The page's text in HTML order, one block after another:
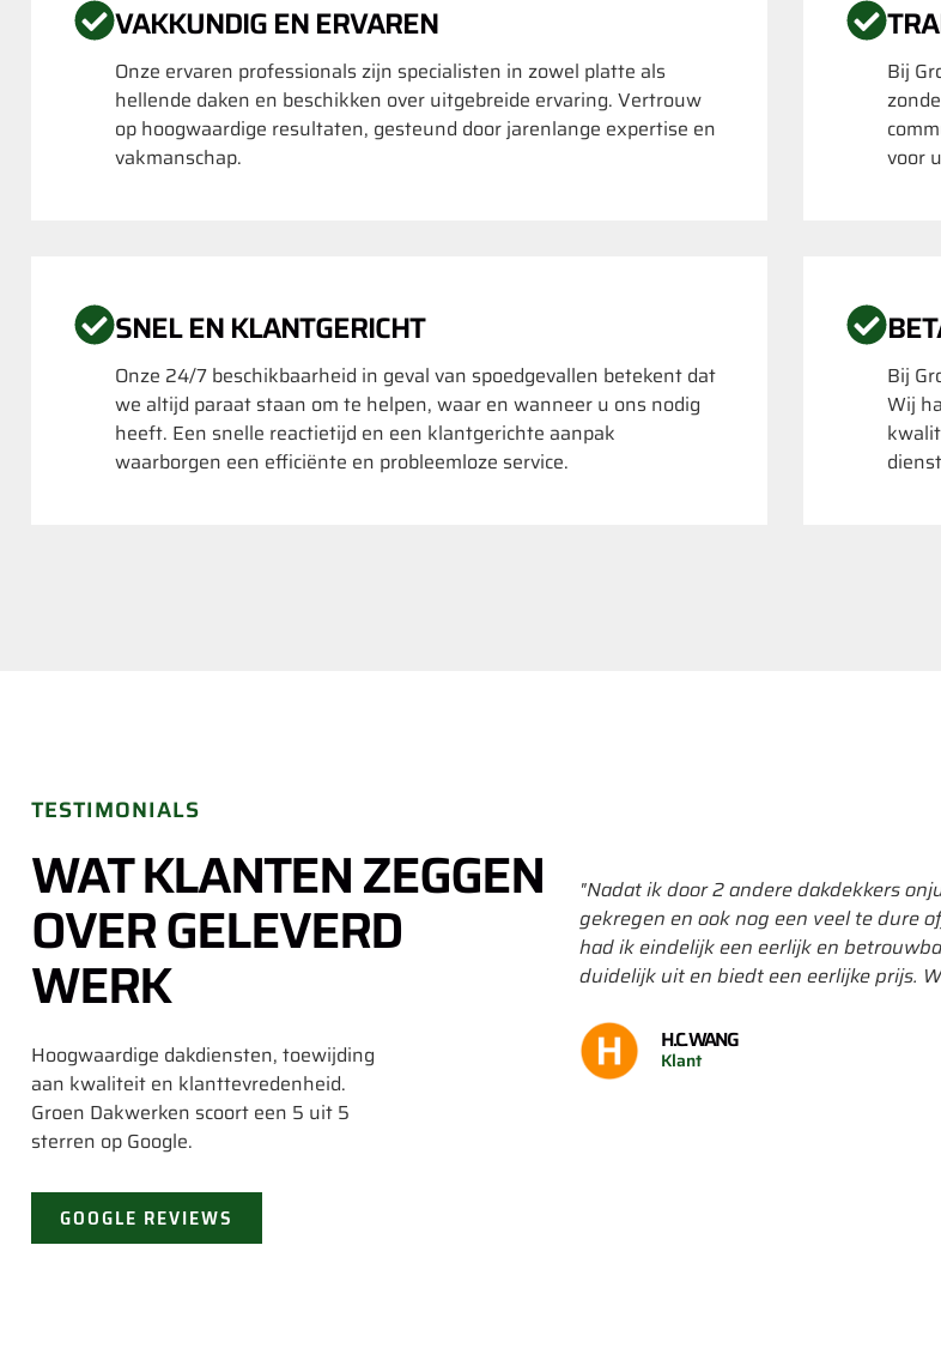
VAKKUNDIG EN ERVAREN
Onze ervaren professionals zijn specialisten in zowel platte als
hellende daken en beschikken over uitgebreide ervaring. Vertrouw
op hoogwaardige resultaten, gesteund door jarenlange expertise en
vakmanschap.
Bij
voor
SNEL EN KLANTGERICHT
Onze 24/7 beschikbaarheid in geval van spoedgevallen betekent dat
we altijd paraat staan om te helpen, waar en wanneer u ons nodig
heeft. Een snelle reactietijd en een klantgerichte aanpak
waarborgen een efficiënte en probleemloze service.
Bij
Wij
TESTIMONIALS
WAT KLANTEN ZEGGEN
OVER GELEVERD
WERK
Hoogwaardige dakdiensten, toewijding
aan kwaliteit en klanttevredenheid.
Groen Dakwerken scoort een 5 uit 5
sterren op Google.
GOOGLE REVIEWS
"Nadat ik door 2 andere dakdekkers
gekregen en ook nog een veel te dure
had ik eindelijk een eerlijk en
duidelijk uit en biedt een eerlijke prijs.
H.C. WANG
Klant